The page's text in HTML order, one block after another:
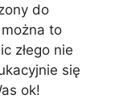
do
to
złego nie
się
ok!